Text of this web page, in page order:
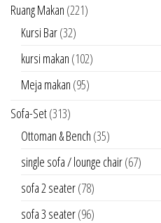
Ruang Makan (221)
Kursi Bar(32)
kursi makan (102)
Meja makan (95)
Sofa-Set(313)
Ottoman & Bench (35)
single sofa / lounge chair(67)
sofa 2 seater(78)
sofa 3 seater(96)